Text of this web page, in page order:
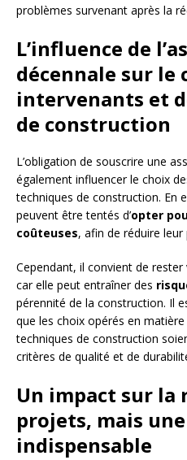
problèmes survenant après la
L’influence de
décennale sur le
intervenants et
de construction
L’obligation de souscrire une
également influencer le choix
techniques de construction. En
peuvent être tentés d’opter
coûteuses, afin de réduire leur
Cependant, il convient de
car elle peut entraîner des
pérennité de la construction. Il
que les choix opérés en matière
techniques de construction
critères de qualité et de
Un impact sur la
projets, mais
indispensable